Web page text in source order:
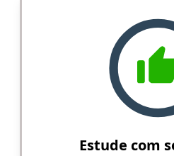
Estude com